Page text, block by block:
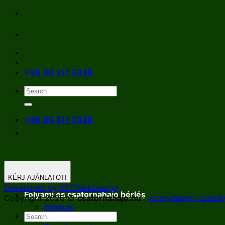
Skip
content
+36 30 311 3328
+36 30 311 3328
Folyami és csatornahajó bérlés
Belgium
Németország
KÉRJ AJÁNLATOT!
Developed by SEOWebDesign
Copyright 2026 ©csatornahajo.hu| Adatvédelmi